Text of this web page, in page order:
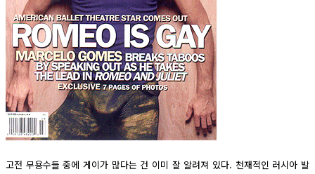
고전 무용수들 중에 게이가 많다는 건 이미 잘 알려져 있다. 천재적인 러시아 발